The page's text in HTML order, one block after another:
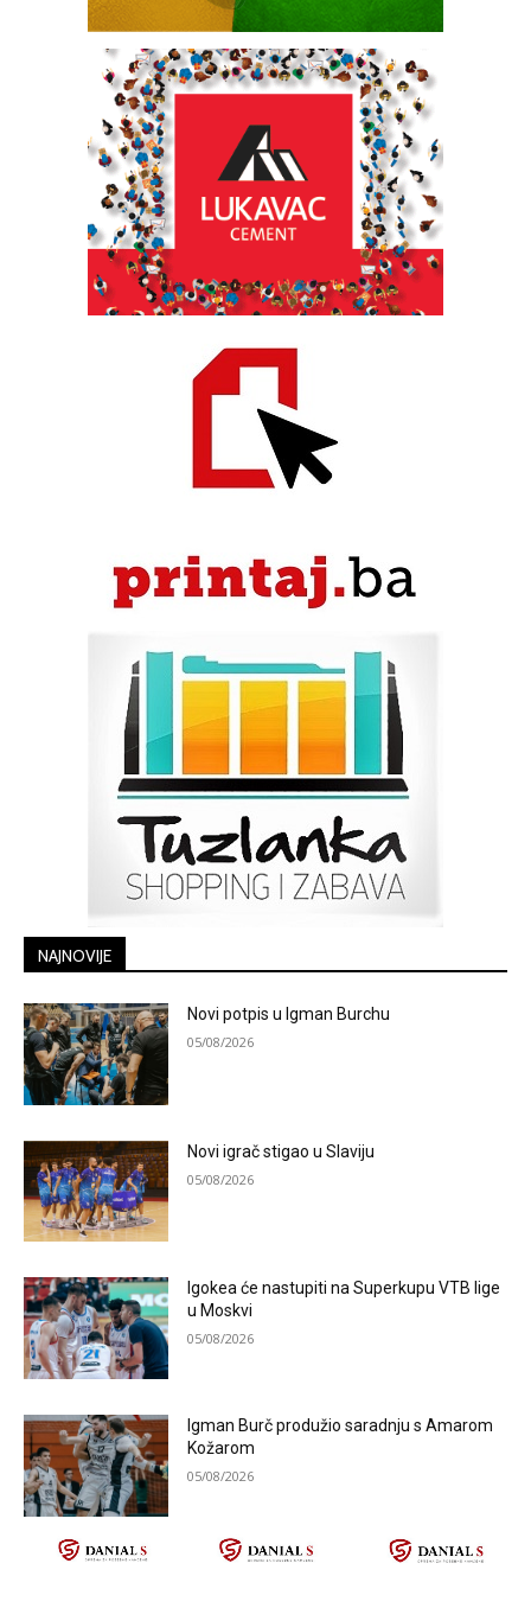
NAJNOVIJE
Novi potpis u Igman Burchu
05/08/2026
Novi igrač stigao u Slaviju
05/08/2026
Igokea će nastupiti na Superkupu VTB lige
u Moskvi
05/08/2026
Igman Burč produžio saradnju s Amarom
Kožarom
05/08/2026